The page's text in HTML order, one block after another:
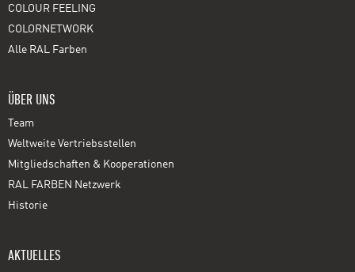
COLOUR FEELING
COLORNETWORK
Alle RAL Farben
ÜBER UNS
Team
Weltweite Vertriebsstellen
Mitgliedschaften & Kooperationen
RAL FARBEN Netzwerk
Historie
AKTUELLES